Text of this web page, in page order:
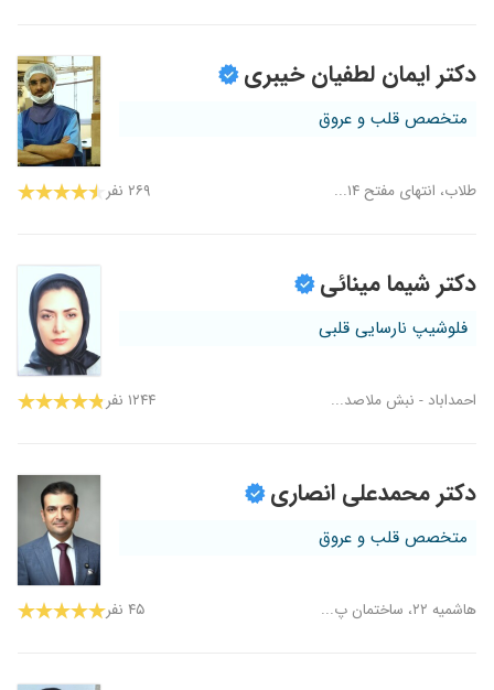
دکتر ایمان لطفیان خیبری
متخصص قلب و عروق
طلاب، انتهای مفتح ۱۴... ۲۶۹ نفر
دکتر شیما مینائی
فلوشیپ نارسایی قلبی
احمداباد - نبش ملاصد... ۱۲۴۴ نفر
دکتر محمدعلی انصاری
متخصص قلب و عروق
هاشمیه ۲۲، ساختمان پ... ۴۵ نفر